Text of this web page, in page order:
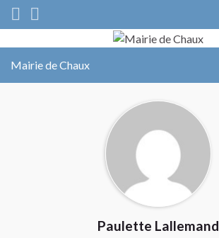
Search for:
Mairie de Chaux
Paulette Lallemand